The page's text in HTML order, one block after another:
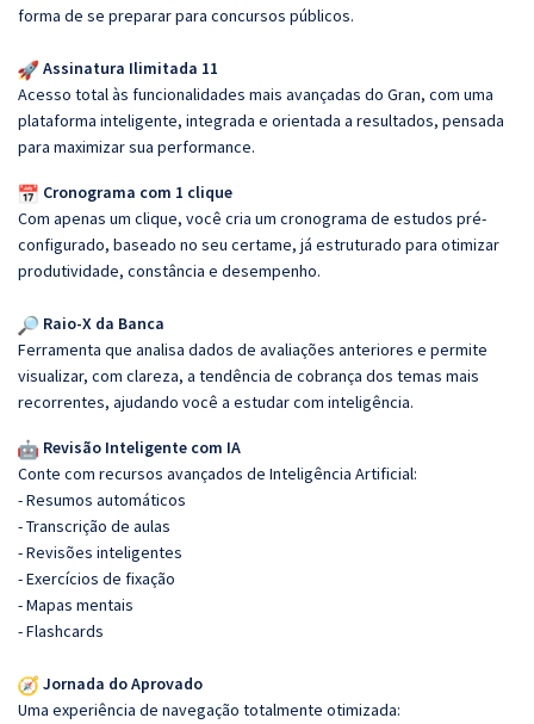
forma de se preparar para concursos públicos.
Assinatura Ilimitada 11
Acesso total às funcionalidades mais avançadas do Gran, com uma
plataforma inteligente, integrada e orientada a resultados, pensada
para maximizar sua performance.
Cronograma com 1 clique
Com apenas um clique, você cria um cronograma de estudos pré-
configurado, baseado no seu certame, já estruturado para otimizar
produtividade, constância e desempenho.
Raio-X da Banca
Ferramenta que analisa dados de avaliações anteriores e permite
visualizar, com clareza, a tendência de cobrança dos temas mais
recorrentes, ajudando você a estudar com inteligência.
Revisão Inteligente com IA
Conte com recursos avançados de Inteligência Artificial:
- Resumos automáticos
- Transcrição de aulas
- Revisões inteligentes
- Exercícios de fixação
- Mapas mentais
- Flashcards
Jornada do Aprovado
Uma experiência de navegação totalmente otimizada: